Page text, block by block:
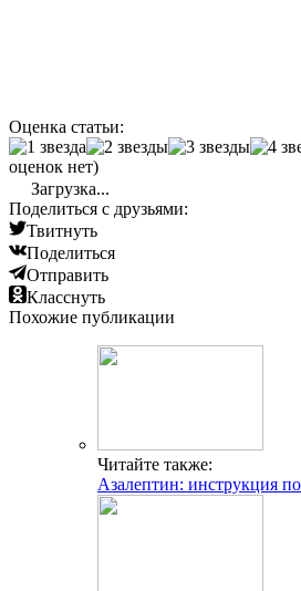
Оценка статьи:
оценок нет)
Загрузка...
Поделиться с друзьями:
Твитнуть
Поделиться
Отправить
Класснуть
Похожие публикации
Читайте также:
Азалептин: инструкция